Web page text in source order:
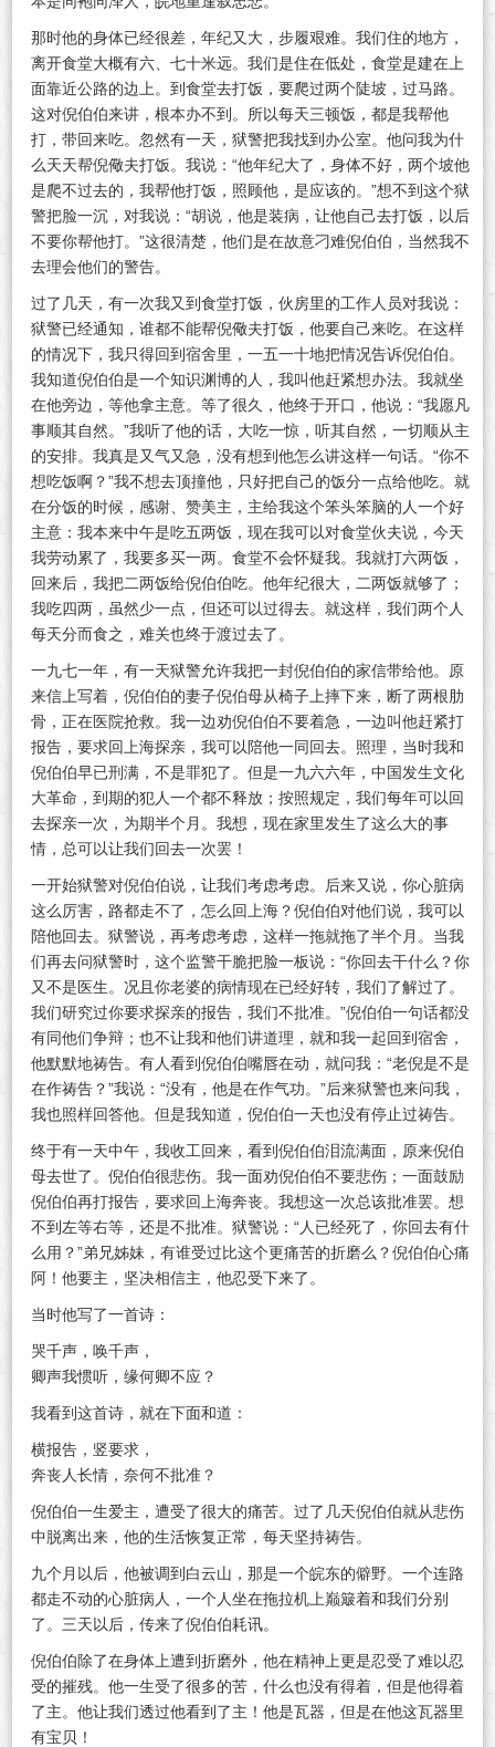
那时他的身体已经很差，年纪又大，步履艰难。我们住的地方，
离开食堂大概有六、七十米远。我们是住在低处，食堂是建在上
面靠近公路的边上。到食堂去打饭，要爬过两个陡坡，过马路。
这对倪伯伯来讲，根本办不到。所以每天三顿饭，都是我帮他
打，带回来吃。忽然有一天，狱警把我找到办公室。他问我为什
么天天帮倪儆夫打饭。我说：“他年纪大了，身体不好，两个坡他
是爬不过去的，我帮他打饭，照顾他，是应该的。”想不到这个狱
警把脸一沉，对我说：“胡说，他是装病，让他自己去打饭，以后
不要你帮他打。”这很清楚，他们是在故意刁难倪伯伯，当然我不
去理会他们的警告。
过了几天，有一次我又到食堂打饭，伙房里的工作人员对我说：
狱警已经通知，谁都不能帮倪儆夫打饭，他要自己来吃。在这样
的情况下，我只得回到宿舍里，一五一十地把情况告诉倪伯伯。
我知道倪伯伯是一个知识渊博的人，我叫他赶紧想办法。我就坐
在他旁边，等他拿主意。等了很久，他终于开口，他说：“我愿凡
事顺其自然。”我听了他的话，大吃一惊，听其自然，一切顺从主
的安排。我真是又气又急，没有想到他怎么讲这样一句话。“你不
想吃饭啊？”我不想去顶撞他，只好把自己的饭分一点给他吃。就
在分饭的时候，感谢、赞美主，主给我这个笨头笨脑的人一个好
主意：我本来中午是吃五两饭，现在我可以对食堂伙夫说，今天
我劳动累了，我要多买一两。食堂不会怀疑我。我就打六两饭，
回来后，我把二两饭给倪伯伯吃。他年纪很大，二两饭就够了；
我吃四两，虽然少一点，但还可以过得去。就这样，我们两个人
每天分而食之，难关也终于渡过去了。
一九七一年，有一天狱警允许我把一封倪伯伯的家信带给他。原
来信上写着，倪伯伯的妻子倪伯母从椅子上摔下来，断了两根肋
骨，正在医院抢救。我一边劝倪伯伯不要着急，一边叫他赶紧打
报告，要求回上海探亲，我可以陪他一同回去。照理，当时我和
倪伯伯早已刑满，不是罪犯了。但是一九六六年，中国发生文化
大革命，到期的犯人一个都不释放；按照规定，我们每年可以回
去探亲一次，为期半个月。我想，现在家里发生了这么大的事
情，总可以让我们回去一次罢！
一开始狱警对倪伯伯说，让我们考虑考虑。后来又说，你心脏病
这么厉害，路都走不了，怎么回上海？倪伯伯对他们说，我可以
陪他回去。狱警说，再考虑考虑，这样一拖就拖了半个月。当我
们再去问狱警时，这个监警干脆把脸一板说：“你回去干什么？你
又不是医生。况且你老婆的病情现在已经好转，我们了解过了。
我们研究过你要求探亲的报告，我们不批准。”倪伯伯一句话都没
有同他们争辩；也不让我和他们讲道理，就和我一起回到宿舍，
他默默地祷告。有人看到倪伯伯嘴唇在动，就问我：“老倪是不是
在作祷告？”我说：“没有，他是在作气功。”后来狱警也来问我，
我也照样回答他。但是我知道，倪伯伯一天也没有停止过祷告。
终于有一天中午，我收工回来，看到倪伯伯泪流满面，原来倪伯
母去世了。倪伯伯很悲伤。我一面劝倪伯伯不要悲伤；一面鼓励
倪伯伯再打报告，要求回上海奔丧。我想这一次总该批准罢。想
不到左等右等，还是不批准。狱警说：“人已经死了，你回去有什
么用？”弟兄姊妹，有谁受过比这个更痛苦的折磨么？倪伯伯心痛
阿！他要主，坚决相信主，他忍受下来了。
当时他写了一首诗：
哭千声，唤千声，
卿声我惯听，缘何卿不应？
我看到这首诗，就在下面和道：
横报告，竖要求，
奔丧人长情，奈何不批准？
倪伯伯一生爱主，遭受了很大的痛苦。过了几天倪伯伯就从悲伤
中脱离出来，他的生活恢复正常，每天坚持祷告。
九个月以后，他被调到白云山，那是一个皖东的僻野。一个连路
都走不动的心脏病人，一个人坐在拖拉机上巅簸着和我们分别
了。三天以后，传来了倪伯伯耗讯。
倪伯伯除了在身体上遭到折磨外，他在精神上更是忍受了难以忍
受的摧残。他一生受了很多的苦，什么也没有得着，但是他得着
了主。他让我们透过他看到了主！他是瓦器，但是在他这瓦器里
有宝贝！